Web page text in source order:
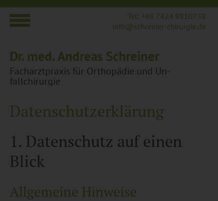
Tel: +49 7424 9810738
info@​schreiner-​chirurgie.​de
Dr. med. An­dre­as Schrei­ner
Fach­arzt­pra­xis für Or­tho­pä­die und Un­
fall­chi­rur­gie
Datenschutz­erklärung
1. Da­ten­schutz auf einen
Blick
All­ge­mei­ne Hin­wei­se